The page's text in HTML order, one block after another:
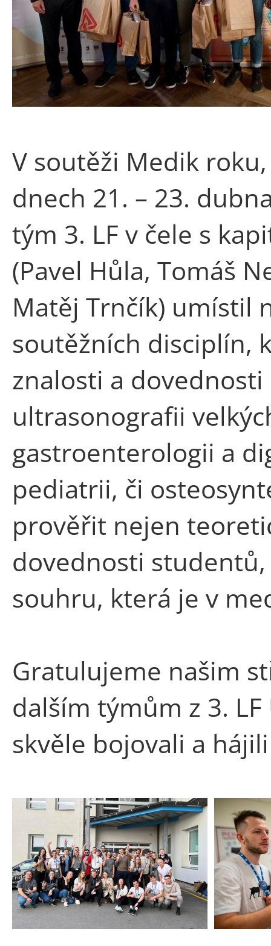
V soutěži Medik
dnech 21. – 23.
tým 3. LF v čele s
(Pavel Hůla, Tomáš
Matěj Trnčík) umístil
soutěžních disciplín,
znalosti a
ultrasonografii
gastroenterologii a
pediatrii, či
prověřit nejen
dovednosti
souhru, která je v
Gratulujeme našim
dalším týmům z 3.
skvěle bojovali a hájili